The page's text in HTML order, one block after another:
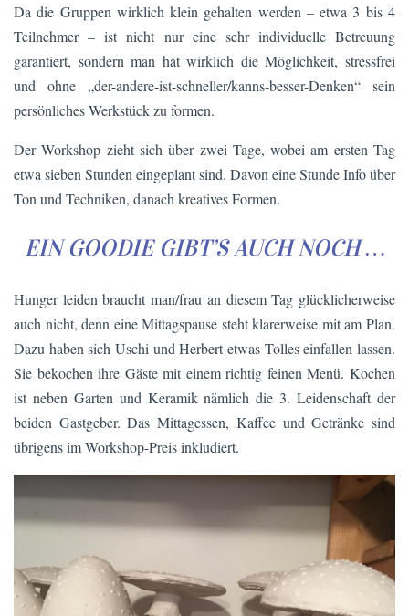
Da die Gruppen wirklich klein gehalten werden – etwa 3 bis 4
Teilnehmer – ist nicht nur eine sehr individuelle Betreuung
garantiert, sondern man hat wirklich die Möglichkeit, stressfrei
und ohne „der-andere-ist-schneller/kanns-besser-Denken“ sein
persönliches Werkstück zu formen.
Der Workshop zieht sich über zwei Tage, wobei am ersten Tag
etwa sieben Stunden eingeplant sind. Davon eine Stunde Info über
Ton und Techniken, danach kreatives Formen.
EIN GOODIE GIBT’S AUCH NOCH …
Hunger leiden braucht man/frau an diesem Tag glücklicherweise
auch nicht, denn eine Mittagspause steht klarerweise mit am Plan.
Dazu haben sich Uschi und Herbert etwas Tolles einfallen lassen.
Sie bekochen ihre Gäste mit einem richtig feinen Menü. Kochen
ist neben Garten und Keramik nämlich die 3. Leidenschaft der
beiden Gastgeber. Das Mittagessen, Kaffee und Getränke sind
übrigens im Workshop-Preis inkludiert.